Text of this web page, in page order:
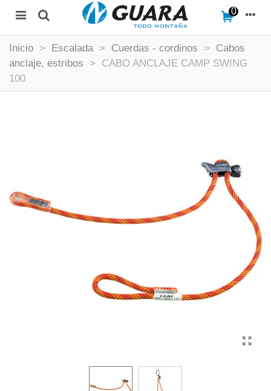
0
Inicio > Escalada > Cuerdas - cordinos >
Cabos
anclaje, estribos
>
CABO ANCLAJE CAMP SWING
100